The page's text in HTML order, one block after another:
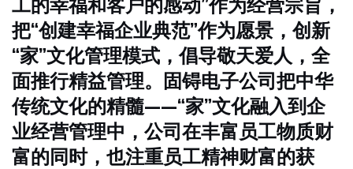
工的幸福和客户的感动”作为经营宗旨，
把“创建幸福企业典范”作为愿景，创新
“家”文化管理模式，倡导敬天爱人，全
面推行精益管理。
固锝电子公司把中华
传统文化的精髓——“家”文化融入到企
业经营管理中，公司在丰富员工物质财
富的同时，也注重员工精神财富的获